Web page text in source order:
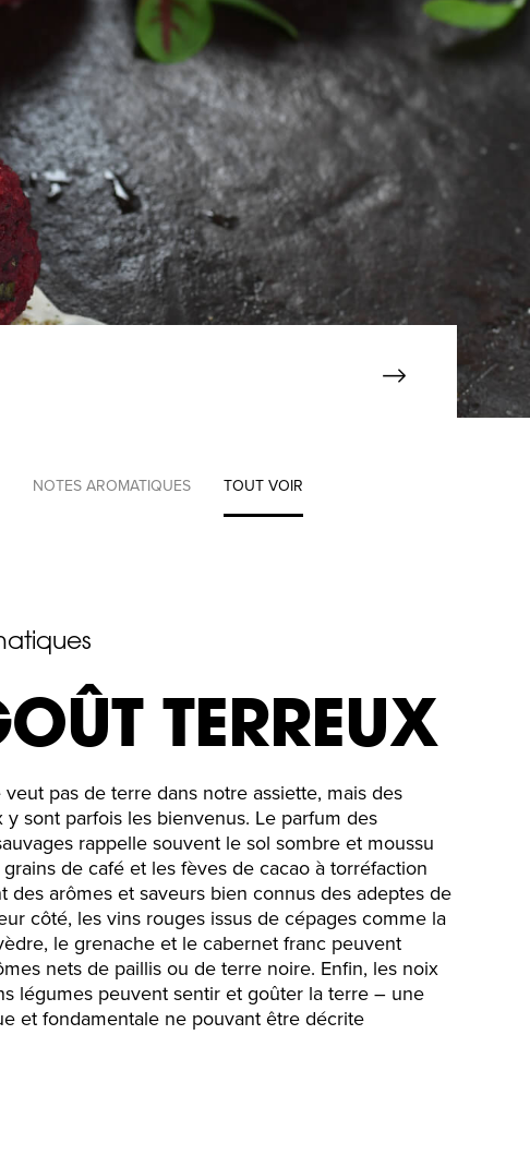
NOTES AROMATIQUES TOUT VOIR
TERREUX
veut pas de terre dans notre assiette, mais des
y sont parfois les bienvenus. Le parfum des
rappelle souvent le sol sombre et moussu
de café et les fèves de cacao à torréfaction
des arômes et saveurs bien connus des adeptes de
côté, les vins rouges issus de cépages comme la
le grenache et le cabernet franc peuvent
nets de paillis ou de terre noire. Enfin, les noix
légumes peuvent sentir et goûter la terre – une
et fondamentale ne pouvant être décrite